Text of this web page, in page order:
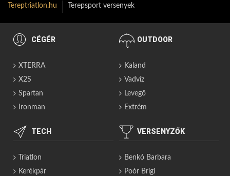
Tereptriatlon.hu Terepsport versenyek
CÉGÉR
XTERRA
X2S
Spartan
Ironman
OUTDOOR
Kaland
Vadvíz
Levegő
Extrém
TECH
Triatlon
Kerékpár
VERSENYZŐK
Benkó Barbara
Poór Brigi